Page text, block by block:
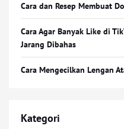
Cara dan Resep Membuat
Cara Agar Banyak Like di
Jarang Dibahas
Cara Mengecilkan Lengan
Kategori